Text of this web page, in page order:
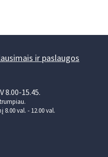
ir paslaugos
8.00-15.45.
val. - 12.00 val.